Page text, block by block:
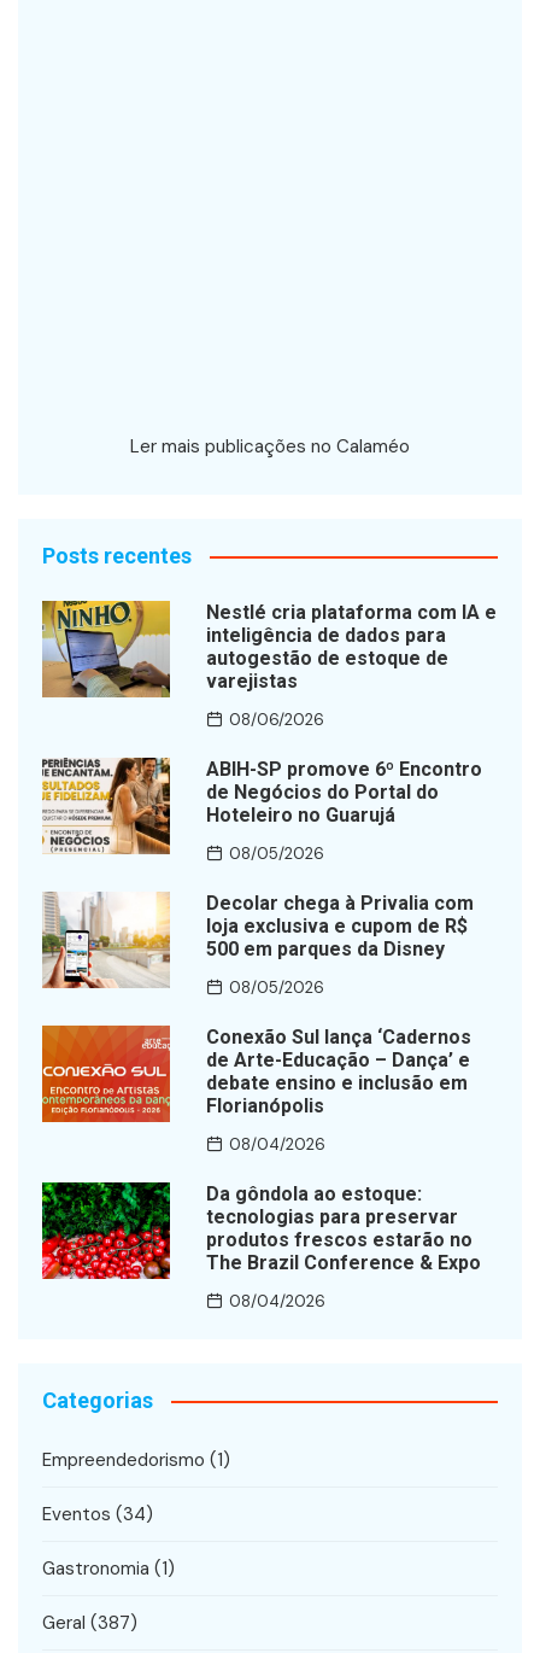
Ler mais publicações no Calaméo
Posts recentes
Nestlé cria plataforma com IA e
inteligência de dados para
autogestão de estoque de
varejistas
08/06/2026
ABIH-SP promove 6º Encontro
de Negócios do Portal do
Hoteleiro no Guarujá
08/05/2026
Decolar chega à Privalia com
loja exclusiva e cupom de R$
500 em parques da Disney
08/05/2026
Conexão Sul lança ‘Cadernos
de Arte-Educação – Dança’ e
debate ensino e inclusão em
Florianópolis
08/04/2026
Da gôndola ao estoque:
tecnologias para preservar
produtos frescos estarão no
The Brazil Conference & Expo
08/04/2026
Categorias
Empreendedorismo (1)
Eventos (34)
Gastronomia (1)
Geral (387)